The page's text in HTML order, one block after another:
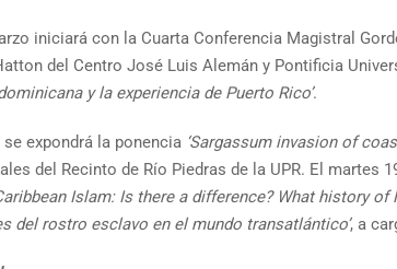
iniciará con la Cuarta Conferencia Magistral
del Centro José Luis Alemán y Pontificia
y la experiencia de Puerto Rico’.
se expondrá la ponencia ‘Sargassum invasion of
del Recinto de Río Piedras de la UPR. El
Islam: Is there a difference? What history
del rostro esclavo en el mundo transatlántico’, a